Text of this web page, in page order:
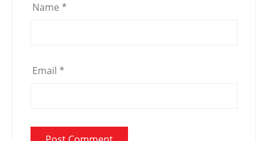
Name *
Email *